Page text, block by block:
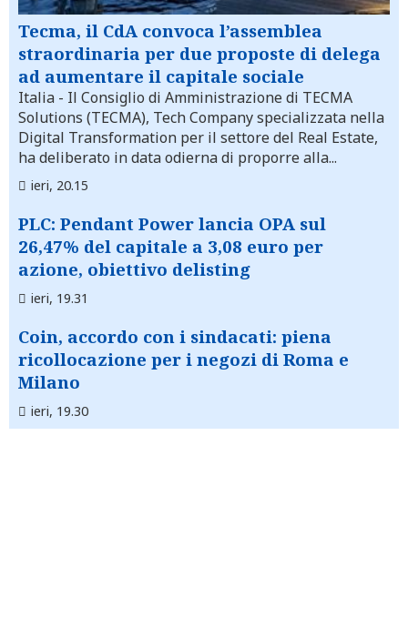
Tecma, il CdA convoca l’assemblea
straordinaria per due proposte di delega
ad aumentare il capitale sociale
Italia - Il Consiglio di Amministrazione di TECMA
Solutions (TECMA), Tech Company specializzata nella
Digital Transformation per il settore del Real Estate,
ha deliberato in data odierna di proporre alla...
ieri, 20.15
PLC: Pendant Power lancia OPA sul
26,47% del capitale a 3,08 euro per
azione, obiettivo delisting
ieri, 19.31
Coin, accordo con i sindacati: piena
ricollocazione per i negozi di Roma e
Milano
ieri, 19.30